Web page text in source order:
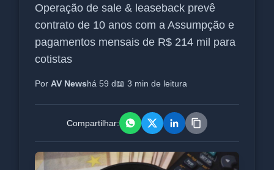
Operação de sale & leaseback prevê
contrato de 10 anos com a Assumpção e
pagamentos mensais de R$ 214 mil para
cotistas
Por AV Newshá 59 d📖 3 min de leitura
Compartilhar: